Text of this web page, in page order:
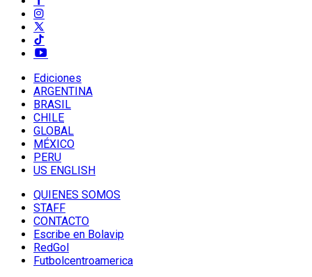
Ediciones
ARGENTINA
BRASIL
CHILE
GLOBAL
MÉXICO
PERU
US ENGLISH
QUIENES SOMOS
STAFF
CONTACTO
Escribe en Bolavip
RedGol
Futbolcentroamerica